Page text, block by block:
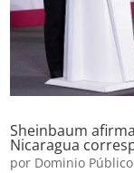
Sheinbaum
Nicaragua
por Dominio Público